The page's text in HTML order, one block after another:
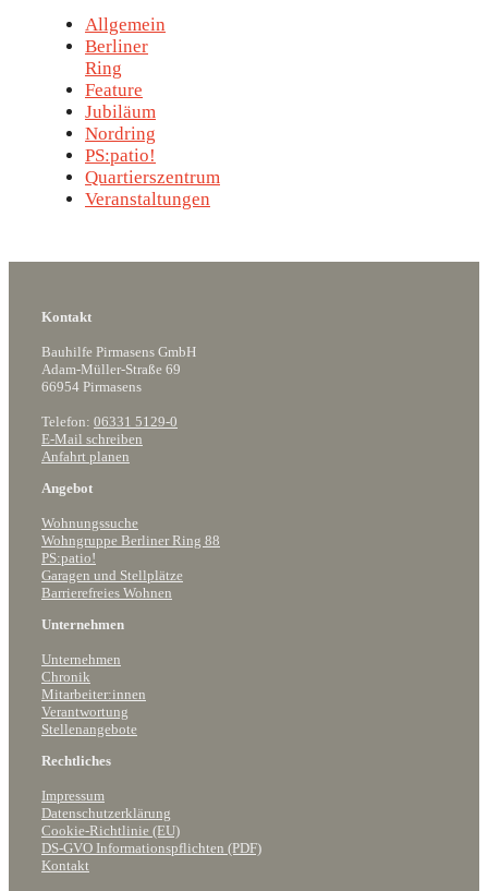
Allgemein
Berliner
Ring
Feature
Jubiläum
Nordring
PS:patio!
Quartierszentrum
Veranstaltungen
Kontakt
Bauhilfe Pirmasens GmbH
Adam-Müller-Straße 69
66954 Pirmasens
Telefon: 06331 5129-0
E-Mail schreiben
Anfahrt planen
Angebot
Wohnungssuche
Wohngruppe Berliner Ring 88
PS:patio!
Garagen und Stellplätze
Barrierefreies Wohnen
Unternehmen
Unternehmen
Chronik
Mitarbeiter:innen
Verantwortung
Stellenangebote
Rechtliches
Impressum
Datenschutzerklärung
Cookie-Richtlinie (EU)
DS-GVO Informationspflichten (PDF)
Kontakt